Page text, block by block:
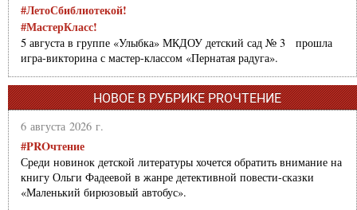
#ЛетоСбиблиотекой!
#МастерКласс!
5 августа в группе «Улыбка» МКДОУ детский сад № 3 прошла
игра-викторина с мастер-классом «Пернатая радуга».
НОВОЕ В РУБРИКЕ PROЧТЕНИЕ
6 августа 2026 г.
#PROчтение
Среди новинок детской литературы хочется обратить внимание на
книгу Ольги Фадеевой в жанре детективной повести-сказки
«Маленький бирюзовый автобус».